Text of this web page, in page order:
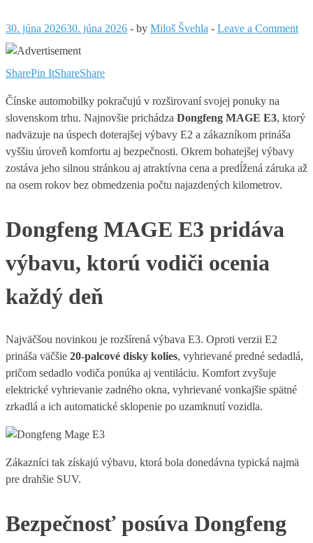
30. júna 202630. júna 2026 - by Miloš Švehla - Leave a Comment
SharePin ItShareShare
Čínske automobilky pokračujú v rozširovaní svojej ponuky na
slovenskom trhu. Najnovšie prichádza Dongfeng MAGE E3, ktorý
nadväzuje na úspech doterajšej výbavy E2 a zákazníkom prináša
vyššiu úroveň komfortu aj bezpečnosti. Okrem bohatejšej výbavy
zostáva jeho silnou stránkou aj atraktívna cena a predĺžená záruka až
na osem rokov bez obmedzenia počtu najazdených kilometrov.
Dongfeng MAGE E3 pridáva
výbavu, ktorú vodiči ocenia
každý deň
Najväčšou novinkou je rozšírená výbava E3. Oproti verzii E2
prináša väčšie 20-palcové disky kolies, vyhrievané predné sedadlá,
pričom sedadlo vodiča ponúka aj ventiláciu. Komfort zvyšuje
elektrické vyhrievanie zadného okna, vyhrievané vonkajšie spätné
zrkadlá a ich automatické sklopenie po uzamknutí vozidla.
Zákazníci tak získajú výbavu, ktorá bola donedávna typická najmä
pre drahšie SUV.
Bezpečnosť posúva Dongfeng